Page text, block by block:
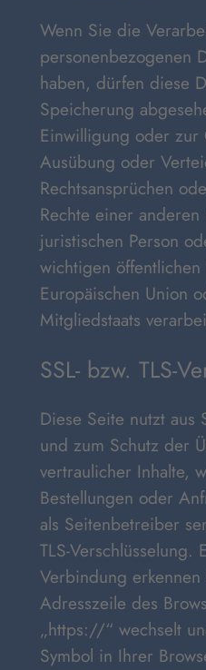
Wenn Sie die
personenbezogenen
haben, dürfen diese
Speicherung
Einwilligung oder zur
Ausübung oder
Rechtsansprüchen
Rechte einer
juristischen Person
wichtigen
Europäischen Union
Mitgliedstaats
SSL- bzw. TLS-
Diese Seite nutzt aus
und zum Schutz der
vertraulicher Inhalte,
Bestellungen oder
als Seitenbetreiber
TLS-Verschlüsselung.
Verbindung
Adresszeile des
„https://“ wechselt
Symbol in Ihrer